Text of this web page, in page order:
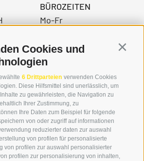
Cookies und
6 Drittparteien verwenden Cookies
Diese Hilfsmittel sind unerlässlich, um
zu gewährleisten, die Navigation zu
Ihrer Zustimmung, zu
Ihre Daten zum Beispiel für folgende
von oder zugriff auf informationen
reduzierter daten zur auswahl
von profilen für personalisierte
von profilen zur auswahl personalisierter
profilen zur personalisierung von inhalten,
BÜROZEITEN
Mo-Fr
14.00 – 17:00 Uhr
ON TOUR
Wir